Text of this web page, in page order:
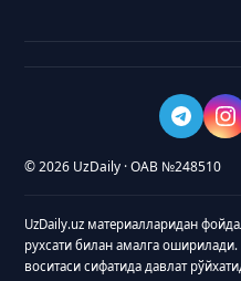
© 2026 UzDaily · ОАВ №248510
UzDaily.uz материалларидан
рухсати билан амалга
воситаси сифатида давлат